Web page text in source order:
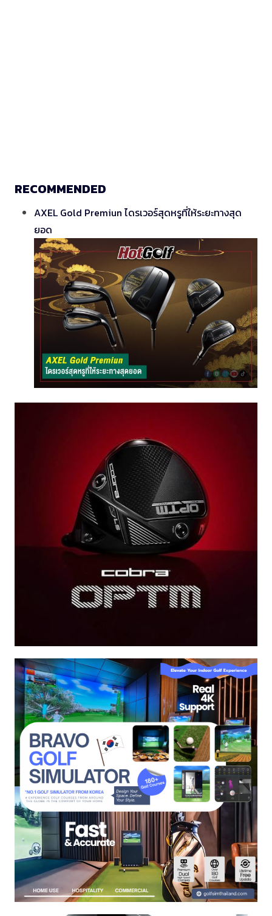
RECOMMENDED
AXEL Gold Premiun ไดรเวอร์สุดหรูที่ให้ระยะทางสุด
ยอด